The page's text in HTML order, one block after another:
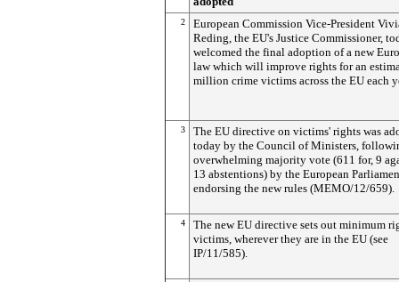
2
European Commission Vice-President
Reding, the EU's Justice Commissioner,
welcomed the final adoption of a new
law which will improve rights for an
million crime victims across the EU each
3
The EU directive on victims' rights was
today by the Council of Ministers,
overwhelming majority vote (611 for, 9
13 abstentions) by the European
endorsing the new rules (MEMO/12/659).
4
The new EU directive sets out minimum
victims, wherever they are in the EU (see
IP/11/585).